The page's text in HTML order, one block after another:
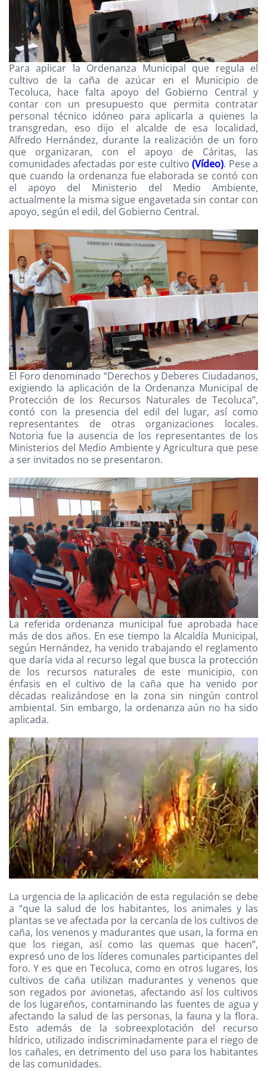
Para aplicar la Ordenanza Municipal que regula el
cultivo de la caña de azúcar en el Municipio de
Tecoluca, hace falta apoyo del Gobierno Central y
contar con un presupuesto que permita contratar
personal técnico idóneo para aplicarla a quienes la
transgredan, eso dijo el alcalde de esa localidad,
Alfredo Hernández, durante la realización de un foro
que organizaran, con el apoyo de Cáritas, las
comunidades afectadas por este cultivo(Vídeo). Pese a
que cuando la ordenanza fue elaborada se contó con
el apoyo del Ministerio del Medio Ambiente,
actualmente la misma sigue engavetada sin contar con
apoyo, según el edil, del Gobierno Central.
El Foro denominado “Derechos y Deberes Ciudadanos,
exigiendo la aplicación de la Ordenanza Municipal de
Protección de los Recursos Naturales de Tecoluca”,
contó con la presencia del edil del lugar, así como
representantes de otras organizaciones locales.
Notoria fue la ausencia de los representantes de los
Ministerios del Medio Ambiente y Agricultura que pese
a ser invitados no se presentaron.
La referida ordenanza municipal fue aprobada hace
más de dos años. En ese tiempo la Alcaldía Municipal,
según Hernández, ha venido trabajando el reglamento
que daría vida al recurso legal que busca la protección
de los recursos naturales de este municipio, con
énfasis en el cultivo de la caña que ha venido por
décadas realizándose en la zona sin ningún control
ambiental. Sin embargo, la ordenanza aún no ha sido
aplicada.
La urgencia de la aplicación de esta regulación se debe
a “que la salud de los habitantes, los animales y las
plantas se ve afectada por la cercanía de los cultivos de
caña, los venenos y madurantes que usan, la forma en
que los riegan, así como las quemas que hacen”,
expresó uno de los líderes comunales participantes del
foro. Y es que en Tecoluca, como en otros lugares, los
cultivos de caña utilizan madurantes y venenos que
son regados por avionetas, afectando así los cultivos
de los lugareños, contaminando las fuentes de agua y
afectando la salud de las personas, la fauna y la flora.
Esto además de la sobreexplotación del recurso
hídrico, utilizado indiscriminadamente para el riego de
los cañales, en detrimento del uso para los habitantes
de las comunidades.